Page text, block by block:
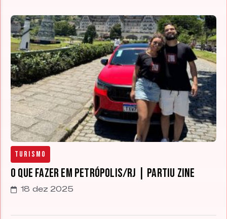
Turismo
O que fazer em Petrópolis/RJ | Partiu Zine
18 dez 2025